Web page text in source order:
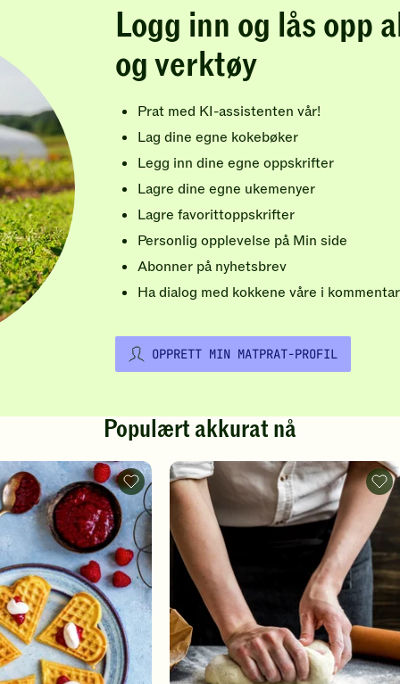
Logg inn og lås opp
og verktøy
Prat med KI-assistenten vår!
Lag dine egne kokebøker
Legg inn dine egne oppskrifter
Lagre dine egne ukemenyer
Lagre favorittoppskrifter
Personlig opplevelse på Min side
Abonner på nyhetsbrev
Ha dialog med kokkene våre i
OPPRETT MIN MATPRAT-PROFIL
Populært akkurat nå
Vafler
-
legg
til
favoritter
-
legg
til